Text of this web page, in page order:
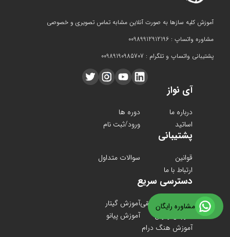
مشاوره رایگان
آموزش کلیه سازها به صورت آنلاین مشابه تماس تصویری و خصوصی
مشاوره واتساپ : 00989912912196
پشتیبانی واتساپ و تلگرام : 00989190985707
آی نواز
درباره ما
دوره ها
اساتید
ورود/ثبت نام
پشتیبانی
قوانین
سوالات متداول
ارتباط با ما
دسترسی سریع
دوره های موسیقیآموزش گیتار
آموزش ویولن
آموزش پیانو
آموزش هنگ درام